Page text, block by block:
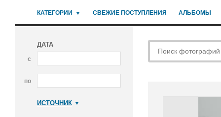
КАТЕГОРИИ СВЕЖИЕ ПОСТУПЛЕНИЯ АЛЬБОМЫ
ДАТА
с
по
ИСТОЧНИК